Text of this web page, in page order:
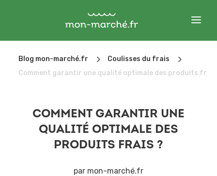
Blog mon-marché.fr 5 Coulisses du frais 5
Comment garantir une qualité optimale des produits
COMMENT GARANTIR UNE
QUALITÉ OPTIMALE DES
PRODUITS FRAIS ?
par mon-marché.fr